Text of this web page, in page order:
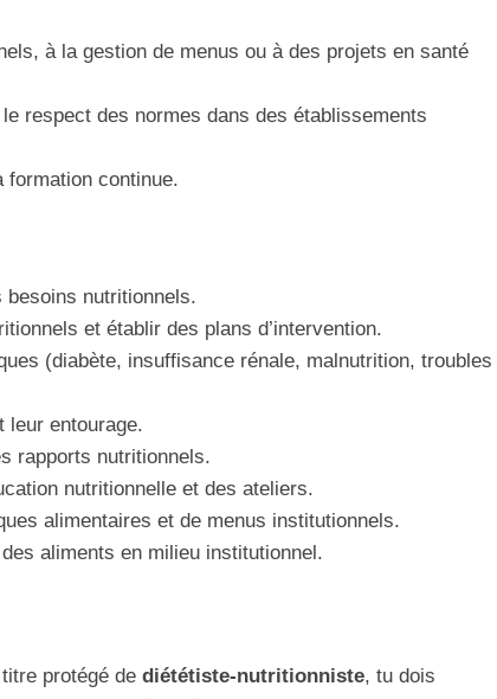
à la gestion de menus ou à des projets en santé
respect des normes dans des établissements
formation continue.
besoins nutritionnels.
et établir des plans d’intervention.
(diabète, insuffisance rénale, malnutrition, troubles
leur entourage.
rapports nutritionnels.
nutritionnelle et des ateliers.
alimentaires et de menus institutionnels.
aliments en milieu institutionnel.
protégé de diététiste‑nutritionniste, tu dois